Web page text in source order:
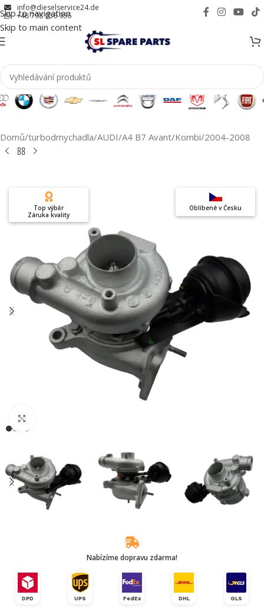
Skip to navigation
Skip to main content
info@dieselservice24.de
+48 798 956 956
Domů/turbodmychadla/AUDI/A4 B7 Avant/Kombi/2004-2008
Oblíbené v Česku
Top výběr
Záruka kvality
Nabízíme dopravu zdarma!
DPD UPS FedEx DHL GLS